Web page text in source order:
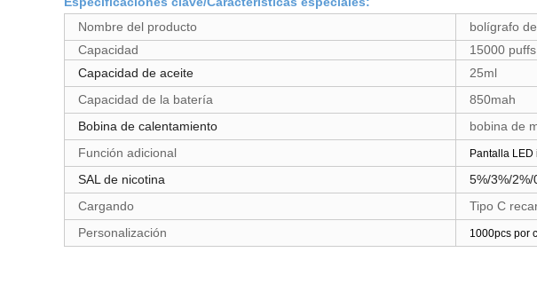
Nombre del producto
bolígrafo
Capacidad
15000 puffs
Capacidad de aceite
25ml
Capacidad de la batería
850mah
Bobina de calentamiento
bobina de
Función adicional
Pantalla LED
SAL de nicotina
5%/3%/2%/
Cargando
Tipo C
Personalización
1000pcs por